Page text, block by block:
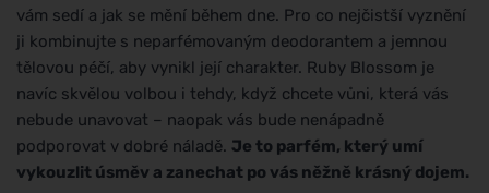
vám sedí a jak se mění během dne. Pro co nejčistší vyznění
ji kombinujte s neparfémovaným deodorantem a jemnou
tělovou péčí, aby vynikl její charakter. Ruby Blossom je
navíc skvělou volbou i tehdy, když chcete vůni, která vás
nebude unavovat – naopak vás bude nenápadně
podporovat v dobré náladě. Je to parfém, který umí
vykouzlit úsměv a zanechat po vás něžně krásný dojem.